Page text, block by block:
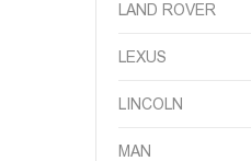
LAND ROVER
LEXUS
LINCOLN
MAN